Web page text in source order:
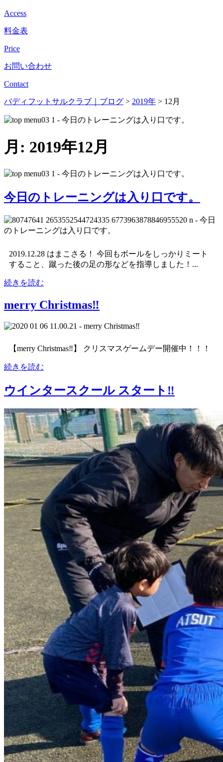
Access
料金表
Price
お問い合わせ
Contact
バディフットサルクラブ｜ブログ > 2019年 > 12月
月: 2019年12月
今日のトレーニングは入り口です。
2019.12.28 はまこさる！ 今回もボールをしっかりミート
すること、蹴った後の足の形などを指導しました！...
続きを読む
merry Christmas‼︎
【merry Christmas‼︎】 クリスマスゲームデー開催中！！！
続きを読む
ウインタースクール スタート‼️